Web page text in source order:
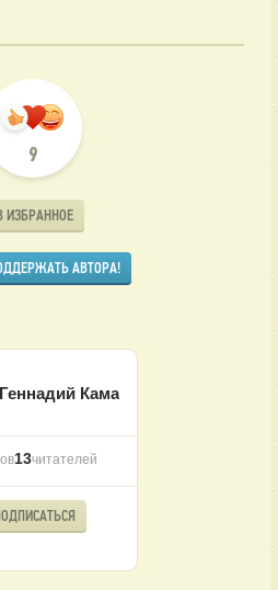
9
ИЗБРАННОЕ
АВТОРА!
Геннадий Кама
13читателей